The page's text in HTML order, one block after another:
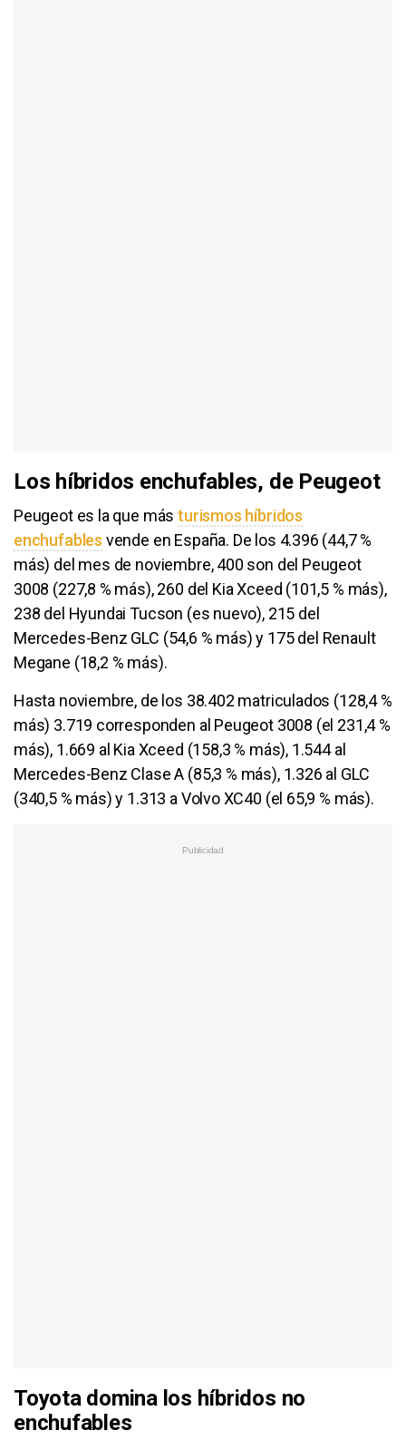
Los híbridos enchufables, de Peugeot
Peugeot es la que másturismos híbridos
enchufables vende en España. De los 4.396 (44,7 %
más) del mes de noviembre, 400 son del Peugeot
3008 (227,8 % más), 260 del Kia Xceed (101,5 % más),
238 del Hyundai Tucson (es nuevo), 215 del
Mercedes-Benz GLC (54,6 % más) y 175 del Renault
Megane (18,2 % más).
Hasta noviembre, de los 38.402 matriculados (128,4 %
más) 3.719 corresponden al Peugeot 3008 (el 231,4 %
más), 1.669 al Kia Xceed (158,3 % más), 1.544 al
Mercedes-Benz Clase A (85,3 % más), 1.326 al GLC
(340,5 % más) y 1.313 a Volvo XC40 (el 65,9 % más).
Toyota domina los híbridos no
enchufables